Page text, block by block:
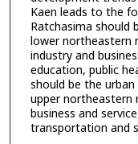
Kaen leads to the
Ratchasima should
lower northeastern
industry and
education, public
should be the
upper northeastern
business and
transportation and